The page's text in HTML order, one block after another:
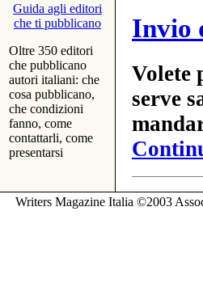
Guida agli editori
che ti pubblicano
Oltre 350 editori
che pubblicano
autori italiani: che
cosa pubblicano,
che condizioni
fanno, come
contattarli, come
presentarsi
Invio
Volete
serve
Writers Magazine Italia ©2003